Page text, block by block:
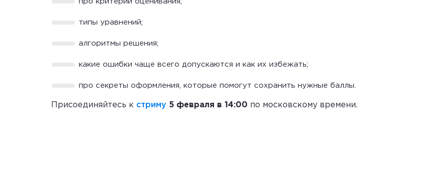
типы уравнений;
алгоритмы решения;
какие ошибки чаще всего допускаются и как их избежать;
про секреты оформления, которые помогут сохранить нужные баллы.
Присоединяйтесь к стриму 5 февраля в 14:00 по московскому времени.